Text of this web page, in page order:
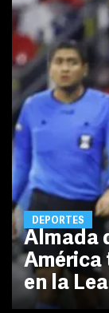
DEPORTES
Almada
en la